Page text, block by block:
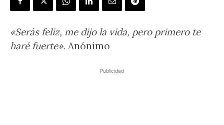
«Serás feliz, me dijo la vida, pero primero te
haré fuerte». Anónimo
Publicidad